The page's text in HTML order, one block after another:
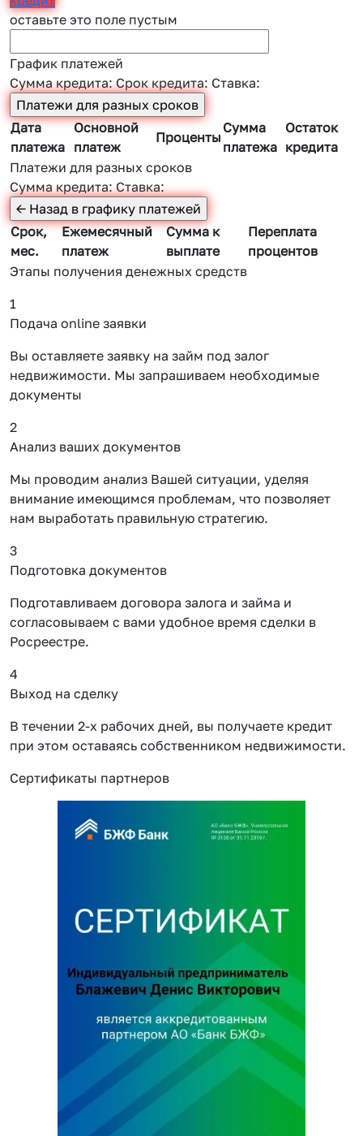
оставьте это поле пустым
График платежей
Сумма кредита:Срок кредита: Ставка:
Дата
платежа
Основной
платеж
Проценты
Сумма
платежа
Остаток
кредита
Платежи для разных сроков
Сумма кредита:Ставка:
Срок,
мес.
Ежемесячный
платеж
Сумма к
выплате
Переплата
процентов
Этапы получения денежных средств
1
Подача online заявки
Вы оставляете заявку на займ под залог
недвижимости. Мы запрашиваем необходимые
документы
2
Анализ ваших документов
Мы проводим анализ Вашей ситуации, уделяя
внимание имеющимся проблемам, что позволяет
нам выработать правильную стратегию.
3
Подготовка документов
Подготавливаем договора залога и займа и
согласовываем с вами удобное время сделки в
Росреестре.
4
Выход на сделку
В течении 2-х рабочих дней, вы получаете кредит
при этом оставаясь собственником недвижимости.
Сертификаты партнеров